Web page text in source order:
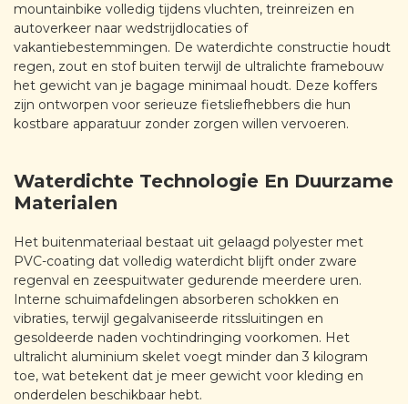
mountainbike volledig tijdens vluchten, treinreizen en
autoverkeer naar wedstrijdlocaties of
vakantiebestemmingen. De waterdichte constructie houdt
regen, zout en stof buiten terwijl de ultralichte framebouw
het gewicht van je bagage minimaal houdt. Deze koffers
zijn ontworpen voor serieuze fietsliefhebbers die hun
kostbare apparatuur zonder zorgen willen vervoeren.
Waterdichte Technologie En Duurzame
Materialen
Het buitenmateriaal bestaat uit gelaagd polyester met
PVC-coating dat volledig waterdicht blijft onder zware
regenval en zeespuitwater gedurende meerdere uren.
Interne schuimafdelingen absorberen schokken en
vibraties, terwijl gegalvaniseerde ritssluitingen en
gesoldeerde naden vochtindringing voorkomen. Het
ultralicht aluminium skelet voegt minder dan 3 kilogram
toe, wat betekent dat je meer gewicht voor kleding en
onderdelen beschikbaar hebt.